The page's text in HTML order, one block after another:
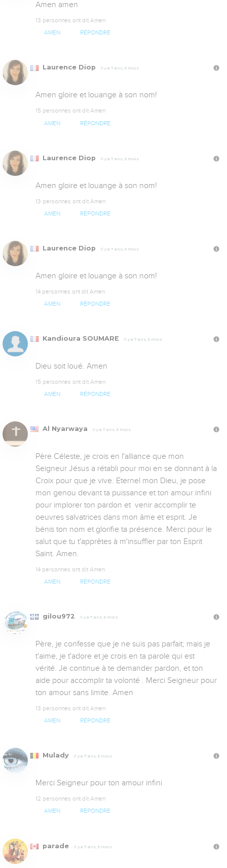
Amen amen
13 personnes ont dit Amen
AMEN RÉPONDRE
Laurence Diop Il y a 7 ans, 5 mois
Amen gloire et louange à son nom!
15 personnes ont dit Amen
AMEN RÉPONDRE
Laurence Diop Il y a 7 ans, 5 mois
Amen gloire et louange à son nom!
13 personnes ont dit Amen
AMEN RÉPONDRE
Laurence Diop Il y a 7 ans, 5 mois
Amen gloire et louange à son nom!
14 personnes ont dit Amen
AMEN RÉPONDRE
Kandioura SOUMARE Il y a 7 ans, 5 mois
Dieu soit loué. Amen
15 personnes ont dit Amen
AMEN RÉPONDRE
Al Nyarwaya Il y a 7 ans, 5 mois
Père Céleste, je crois en l'alliance que mon
Seigneur Jésus a rétabli pour moi en se donnant à la
Croix pour que je vive. Eternel mon Dieu, je pose
mon genou devant ta puissance et ton amour infini
pour implorer ton pardon et  venir accomplir te
oeuvres salvatrices dans mon âme et esprit. Je
bénis ton nom et glorifie ta présence. Merci pour le
salut que tu t'apprêtes à m'insuffler par ton Esprit
Saint. Amen.
14 personnes ont dit Amen
AMEN RÉPONDRE
gilou972 Il y a 7 ans, 5 mois
Père, je confesse que je ne suis pas parfait; mais je
t'aime, je t'adore et je crois en ta parole qui est
vérité. Je continue à te demander pardon, et ton
aide pour accomplir ta volonté . Merci Seigneur pour
ton amour sans limite. Amen
13 personnes ont dit Amen
AMEN RÉPONDRE
Mulady Il y a 7 ans, 5 mois
Merci Seigneur pour ton amour infini
12 personnes ont dit Amen
AMEN RÉPONDRE
parade Il y a 7 ans, 5 mois